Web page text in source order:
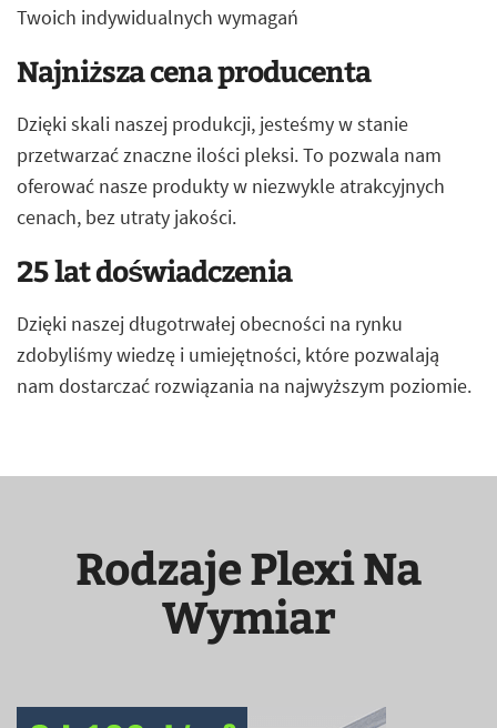
Twoich indywidualnych wymagań
Najniższa cena producenta
Dzięki skali naszej produkcji, jesteśmy w stanie
przetwarzać znaczne ilości pleksi. To pozwala nam
oferować nasze produkty w niezwykle atrakcyjnych
cenach, bez utraty jakości.
25 lat doświadczenia
Dzięki naszej długotrwałej obecności na rynku
zdobyliśmy wiedzę i umiejętności, które pozwalają
nam dostarczać rozwiązania na najwyższym poziomie.
Rodzaje Plexi Na
Wymiar